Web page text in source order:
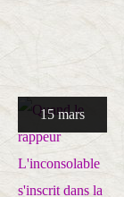
15 mars